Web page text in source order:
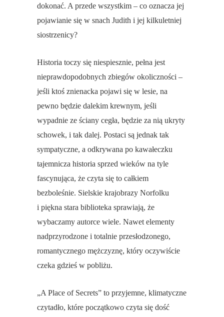
dokonać. A przede wszystkim – co oznacza jej
pojawianie się w snach Judith i jej kilkuletniej
siostrzenicy?
Historia toczy się niespiesznie, pełna jest
nieprawdopodobnych zbiegów okoliczności –
jeśli ktoś znienacka pojawi się w lesie, na
pewno będzie dalekim krewnym, jeśli
wypadnie ze ściany cegła, będzie za nią ukryty
schowek, i tak dalej. Postaci są jednak tak
sympatyczne, a odkrywana po kawałeczku
tajemnicza historia sprzed wieków na tyle
fascynująca, że czyta się to całkiem
bezboleśnie. Sielskie krajobrazy Norfolku
i piękna stara biblioteka sprawiają, że
wybaczamy autorce wiele. Nawet elementy
nadprzyrodzone i totalnie przesłodzonego,
romantycznego mężczyznę, który oczywiście
czeka gdzieś w pobliżu.
„A Place of Secrets” to przyjemne, klimatyczne
czytadło, które początkowo czyta się dość